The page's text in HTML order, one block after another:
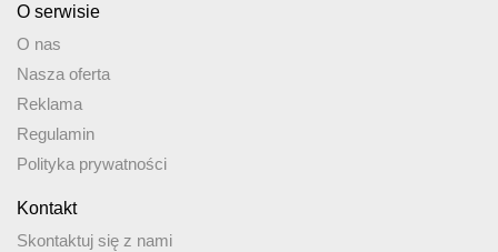
O serwisie
O nas
Nasza oferta
Reklama
Regulamin
Polityka prywatności
Kontakt
Skontaktuj się z nami